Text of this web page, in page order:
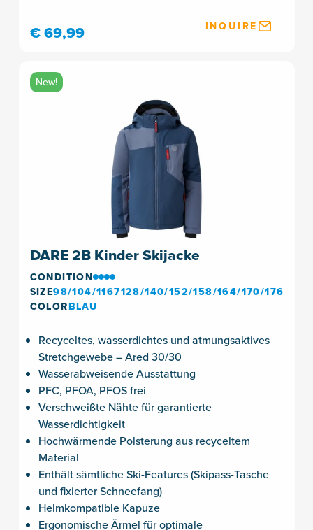
€ 69,99 INQUIRE
New!
DARE 2B Kinder Skijacke
CONDITION
SIZE98/104/1167128/140/152/158/164/170/176
COLORBLAU
Recyceltes, wasserdichtes und atmungsaktives
Stretchgewebe – Ared 30/30
Wasserabweisende Ausstattung
PFC, PFOA, PFOS frei
Verschweißte Nähte für garantierte
Wasserdichtigkeit
Hochwärmende Polsterung aus recyceltem
Material
Enthält sämtliche Ski-Features (Skipass-Tasche
und fixierter Schneefang)
Helmkompatible Kapuze
Ergonomische Ärmel für optimale